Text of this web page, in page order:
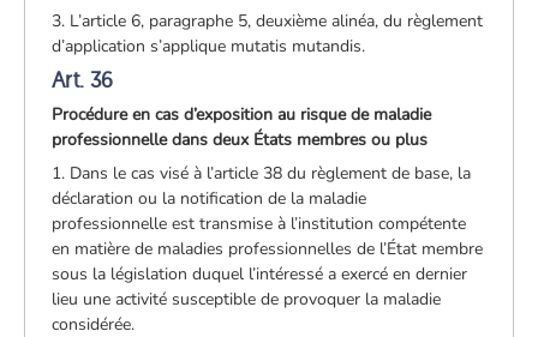
3. L’article 6, paragraphe 5, deuxième alinéa, du règlement
d’application s’applique mutatis mutandis.
Art. 36
Procédure en cas d’exposition au risque de maladie
professionnelle dans deux États membres ou plus
1. Dans le cas visé à l’article 38 du règlement de base, la
déclaration ou la notification de la maladie
professionnelle est transmise à l’institution compétente
en matière de maladies professionnelles de l’État membre
sous la législation duquel l’intéressé a exercé en dernier
lieu une activité susceptible de provoquer la maladie
considérée.